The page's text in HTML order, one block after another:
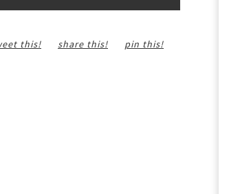
- 10,00 €
this! share this! pin this!